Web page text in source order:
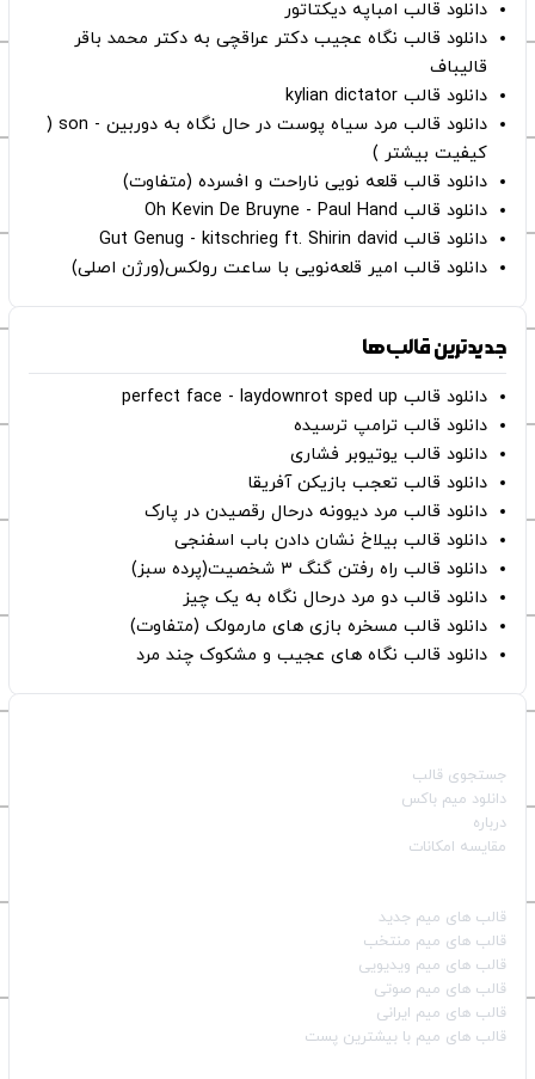
دانلود قالب امباپه دیکتاتور
دانلود قالب نگاه عجیب دکتر عراقچی به دکتر محمد باقر
قالیباف
دانلود قالب kylian dictator
دانلود قالب مرد سیاه پوست در حال نگاه به دوربین - son (
کیفیت بیشتر )
دانلود قالب قلعه نویی ناراحت و افسرده (متفاوت)
دانلود قالب Oh Kevin De Bruyne - Paul Hand
دانلود قالب Gut Genug - kitschrieg ft. Shirin david
دانلود قالب امیر قلعه‌نویی با ساعت رولکس(ورژن اصلی)
جدیدترین قالب‌ها
دانلود قالب perfect face - laydownrot sped up
دانلود قالب ترامپ ترسیده
دانلود قالب یوتیوبر فشاری
دانلود قالب تعجب بازیکن آفریقا
دانلود قالب مرد دیوونه درحال رقصیدن در پارک
دانلود قالب بیلاخ نشان دادن باب اسفنجی
دانلود قالب راه رفتن گنگ ۳ شخصیت(پرده سبز)
دانلود قالب دو مرد درحال نگاه به یک چیز
دانلود قالب مسخره بازی های مارمولک (متفاوت)
دانلود قالب نگاه های عجیب و مشکوک چند مرد
جستجوی قالب
دانلود میم باکس
درباره
مقایسه امکانات
قالب‌ های میم جدید
قالب‌ های میم منتخب
قالب‌ های میم ویدیویی
قالب‌ های میم صوتی
قالب‌ های میم ایرانی
قالب‌ های میم با بیشترین پست